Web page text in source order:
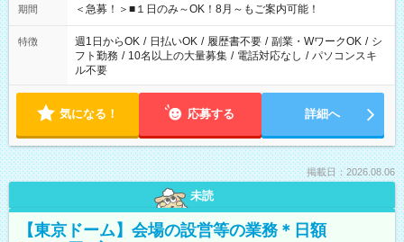
げるお仕事も！ ご希望のお時間に合わせてご紹介！ ※シフトは
ください！
期間 ＜急募！＞■１日のみ～OK！8月～もご案内可能！
特徴 週1日からOK / 日払いOK / 履歴書不要 / 副業・WワークOK / シ
フト勤務 / 10名以上の大量募集 / 電話対応なし / パソコンスキ
ル不要
気になる！ 応募する 詳細へ
掲載日：2026.08.06
未読
【東京ドーム】会場の設営等の業務＊日額